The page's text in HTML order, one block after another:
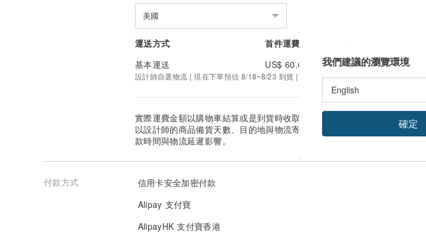
美國
運送方式 首件運費
基本運送
US$ 60.62 US$ 18.19
設計師自選物流 | 現在下單預估 8/18~8/23 到貨 | 提供追蹤
實際運費金額以購物車結算或是到貨時收取的金額為準。
以設計師的商品備貨天數、目的地與物流寄送天數估算。實際到貨日可能因付
款時間與物流延遲影響。
付款方式
信用卡安全加密付款
Alipay 支付寶
AlipayHK 支付寶香港
我們建議的瀏覽環境
確定